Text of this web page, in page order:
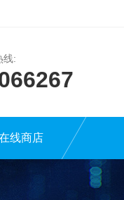
线:
线商店